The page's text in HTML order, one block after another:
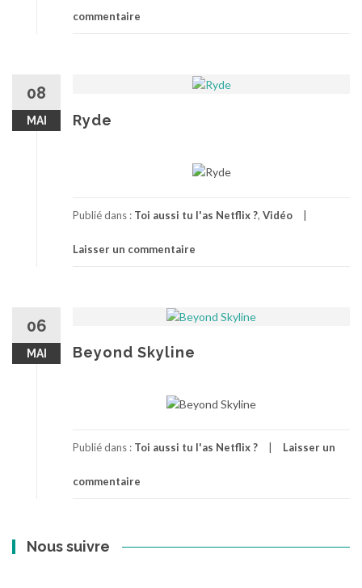
commentaire
08
MAI Ryde
Publié dans : Toi aussi tu l'as Netflix ?, Vidéo
Laisser un commentaire
06
MAI Beyond Skyline
Publié dans : Toi aussi tu l'as Netflix ? Laisser un
commentaire
Nous suivre